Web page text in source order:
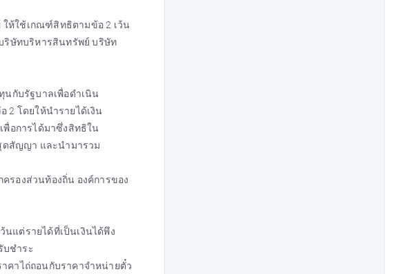
ห้ใช้เกณฑ์สิทธิตามข้อ 2 เว้น
ริษัทบริหารสินทรัพย์ บริษัท
กับรัฐบาลเพื่อดำเนิน
โดยให้นำรายได้เงิน
อการได้มาซึ่งสิทธิใน
ดสัญญา และนำมารวม
ครองส่วนท้องถิ่น องค์การของ
แต่รายได้ที่เป็นเงินได้พึง
บชำระ
คาไถ่ถอนกับราคาจำหน่ายตั๋ว